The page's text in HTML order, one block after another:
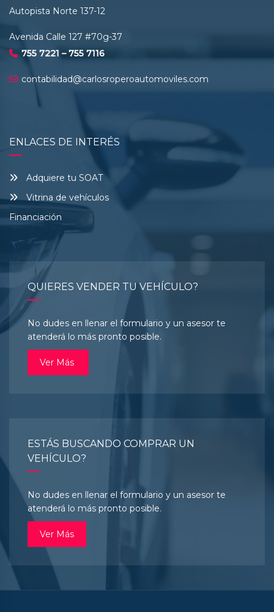
Autopista Norte 137-12
Avenida Calle 127 #70g-37
755 7221 – 755 7116
contabilidad@carlosroperoautomoviles.com
ENLACES DE INTERÉS
Adquiere tu SOAT
Vitrina de vehículos
Financiación
QUIERES VENDER TU VEHÍCULO?
No dudes en llenar el formulario y un asesor te
atenderá lo más pronto posible.
Ver Más
ESTÁS BUSCANDO COMPRAR UN
VEHÍCULO?
No dudes en llenar el formulario y un asesor te
atenderá lo más pronto posible.
Ver Más